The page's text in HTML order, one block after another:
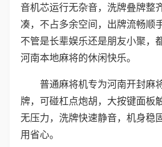
音机芯运行无杂音，洗牌叠牌整
凑，不占多余空间，出牌流畅顺
不管是长辈娱乐还是朋友小聚，
河南本地麻将的休闲快乐。
普通麻将机专为河南开封麻
牌，可碰杠点炮胡，大按键面板
无压力，洗牌快速静音，机身稳
用省心。